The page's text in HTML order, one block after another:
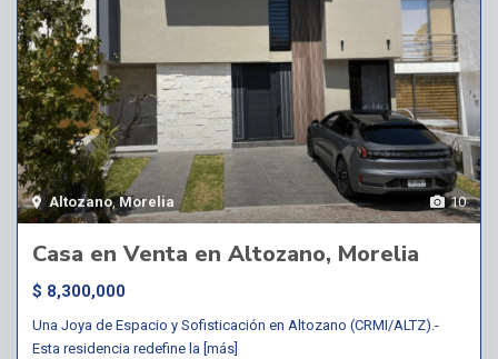
10
Altozano,Morelia
Casa en Venta en Altozano, Morelia
$ 8,300,000
Una Joya de Espacio y Sofisticación en Altozano (CRMI/ALTZ).-
Esta residencia redefine la [más]